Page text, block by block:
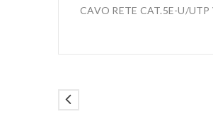
CAVO RETE CAT.5E-U/